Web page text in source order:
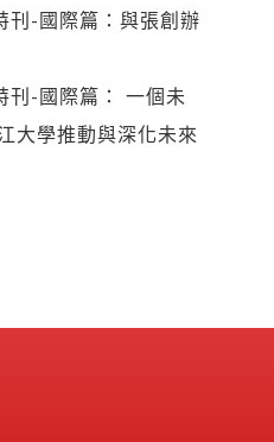
刊-國際篇：與張創辦
刊-國際篇： 一個未
學推動與深化未來